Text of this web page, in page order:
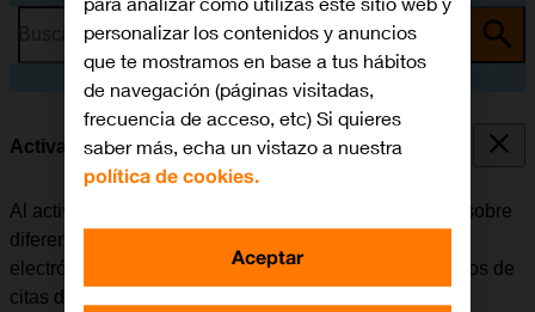
Busca por problema o tema
Activar o desactivar las notificaciones
Al activar las notificaciones, el móvil recibe mensajes sobre
diferentes eventos, por ejemplo, nuevos correos
electrónicos, mensajes de redes sociales y recordatorios de
citas del calendario.
personalizar los contenidos y anuncios
que te mostramos en base a tus hábitos
de navegación (páginas visitadas,
frecuencia de acceso, etc) Si quieres
saber más, echa un vistazo a nuestra
política de cookies.
Aceptar